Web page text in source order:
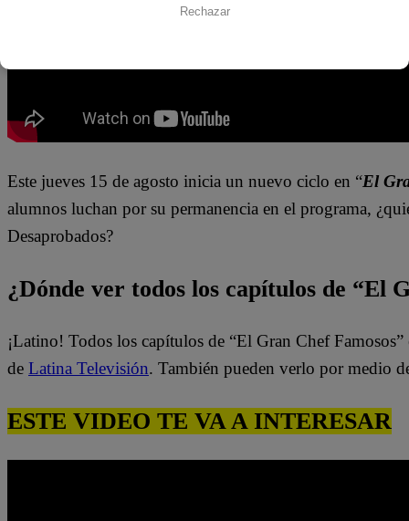
Este jueves 15 de agosto inicia un nuevo ciclo en “El
alumnos luchan por su permanencia en el programa,
Desaprobados?
¿Dónde ver todos los capítulos de “El
¡Latino! Todos los capítulos de “El Gran Chef
de Latina Televisión. También pueden verlo por medio
ESTE VIDEO TE VA A INTERESAR
Rechazar